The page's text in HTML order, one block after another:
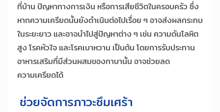
ที่บ้าน ปัญหาทางการเงิน หรือการเสียชีวิตในครอบครัว ซึ่ง
หากความเครียดนั้นยังดำเนินต่อไปเรื่อย ๆ อาจส่งผลกระทบ
ในระยะยาว และอาจนำไปสู่ปัญหาต่าง ๆ เช่น ความดันโลหิต
สูง โรคหัวใจ และโรคเบาหวาน เป็นต้น โดยการรับประทาน
อาหารเสริมที่มีส่วนผสมของกาบานั้น อาจช่วยลด
ความเครียดได้
ช่วยจัดการภาวะซึมเศร้า